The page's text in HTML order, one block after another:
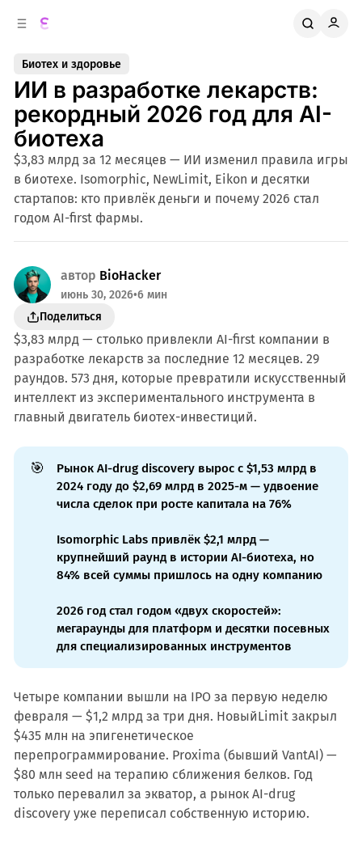
Биотех и здоровье
ИИ в разработке лекарств:
рекордный 2026 год для AI-
биотеха
$3,83 млрд за 12 месяцев — ИИ изменил правила игры
в биотехе. Isomorphic, NewLimit, Eikon и десятки
стартапов: кто привлёк деньги и почему 2026 стал
годом AI-first фармы.
автор BioHacker
июнь 30, 2026•6 мин
Поделиться
$3,83 млрд — столько привлекли AI-first компании в
разработке лекарств за последние 12 месяцев. 29
раундов. 573 дня, которые превратили искусственный
интеллект из экспериментального инструмента в
главный двигатель биотех-инвестиций.
🎯
Рынок AI-drug discovery вырос с $1,53 млрд в
2024 году до $2,69 млрд в 2025-м — удвоение
числа сделок при росте капитала на 76%
Isomorphic Labs привлёк $2,1 млрд —
крупнейший раунд в истории AI-биотеха, но
84% всей суммы пришлось на одну компанию
2026 год стал годом «двух скоростей»:
мегараунды для платформ и десятки посевных
для специализированных инструментов
Четыре компании вышли на IPO за первую неделю
февраля — $1,2 млрд за три дня. НовыйLimit закрыл
$435 млн на эпигенетическое
перепрограммирование. Proxima (бывший VantAI) —
$80 млн seed на терапию сближения белков. Год
только перевалил за экватор, а рынок AI-drug
discovery уже переписал собственную историю.